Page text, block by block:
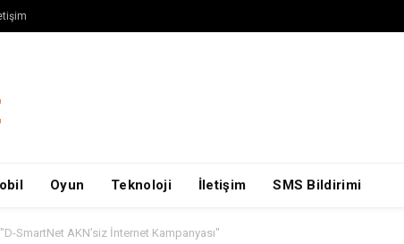
Oyun Teknoloji İletişim SMS Bildirimi
SmartNet AKN’siz İnternet Kampanyası"